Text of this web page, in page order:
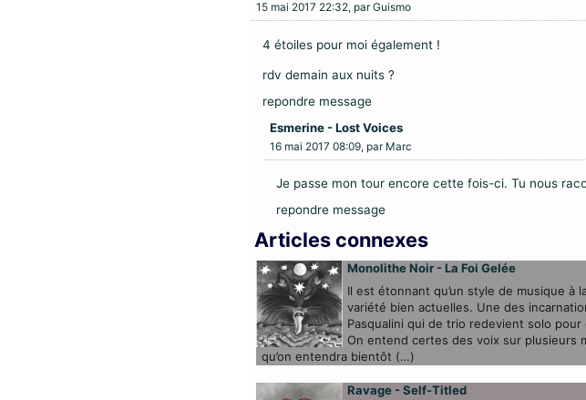
15 mai 2017 22:32, par Guismo
4 étoiles pour moi également !
rdv demain aux nuits ?
repondre message
Esmerine - Lost Voices
16 mai 2017 08:09, par Marc
Je passe mon tour encore cette fois-ci. Tu nous
repondre message
Articles connexes
Monolithe Noir - La Foi Gelée
Il est étonnant qu’un style de musique
variété bien actuelles. Une des
Pasqualini qui de trio redevient solo pour
On entend certes des voix sur plusieurs
qu’on entendra bientôt (…)
Ravage - Self-Titled